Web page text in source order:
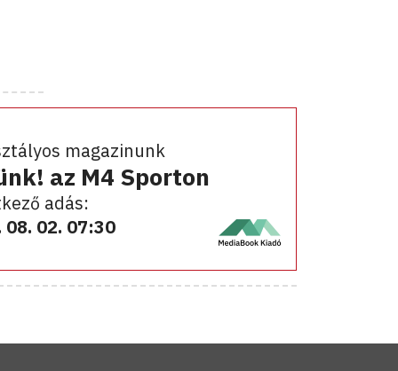
magazinunk
az M4 Sporton
adás:
08. 02. 07:30